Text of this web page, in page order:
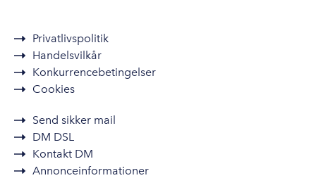
Privatlivspolitik
Handelsvilkår
Konkurrencebetingelser
Cookies
Send sikker mail
DM DSL
Kontakt DM
Annonceinformationer